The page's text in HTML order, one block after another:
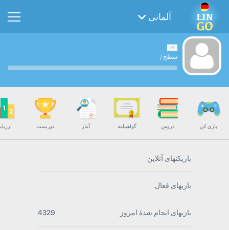
آلمانی
سطح /
بازی کن دروس گواهینامه آمار تورنمنت
بازیکنهای آنلاین
بازیهای فعال
بازیهای انجام شدۀ امروز 4329